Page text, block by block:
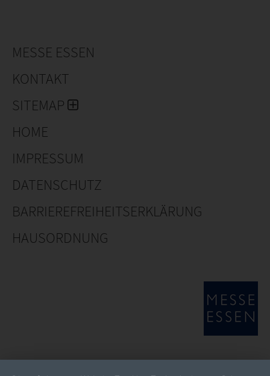
MESSE ESSEN
KONTAKT
SITEMAP
HOME
IMPRESSUM
DATENSCHUTZ
BARRIEREFREIHEITSERKLÄRUNG
HAUSORDNUNG